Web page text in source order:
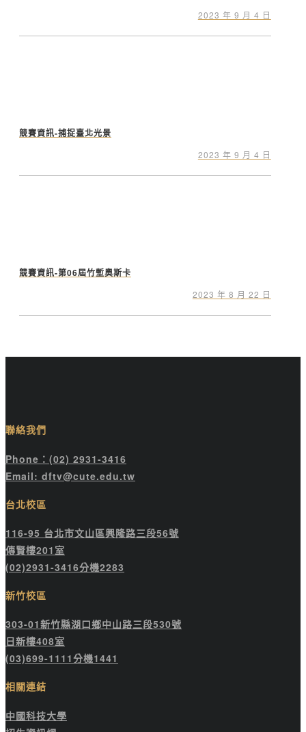
2023 年 9 月 4 日
競賽資訊-捕捉臺北光景
2023 年 9 月 4 日
競賽資訊-第06屆竹塹奧斯卡
2023 年 8 月 22 日
聯絡我們
Phone：(02) 2931-3416
Email: dftv@cute.edu.tw
台北校區
116-95 台北市文山區興隆路三段56號
傳賢樓201室
(02)2931-3416分機2283
新竹校區
303-01新竹縣湖口鄉中山路三段530號
日新樓408室
(03)699-1111分機1441
相關連結
中國科技大學